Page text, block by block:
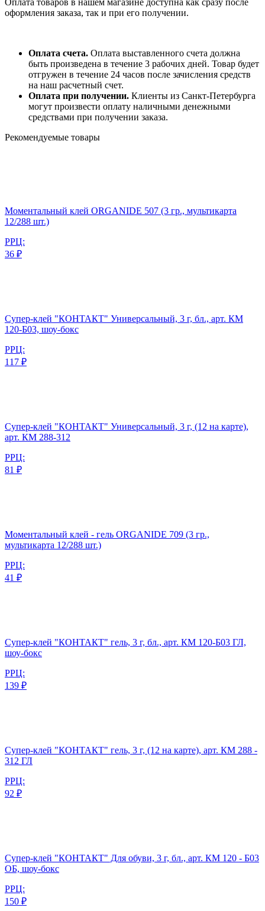
Оплата товаров в нашем магазине доступна как сразу после
оформления заказа, так и при его получении.
Оплата счета. Оплата выставленного счета должна
быть произведена в течение 3 рабочих дней. Товар будет
отгружен в течение 24 часов после зачисления средств
на наш расчетный счет.
Оплата при получении. Клиенты из Санкт-Петербурга
могут произвести оплату наличными денежными
средствами при получении заказа.
Рекомендуемые товары
Моментальный клей ORGANIDE 507 (3 гр., мультикарта
12/288 шт.)
РРЦ:
36 ₽
Супер-клей "КОНТАКТ" Универсальный, 3 г, бл., арт. КМ
120-Б03, шоу-бокс
РРЦ:
117 ₽
Супер-клей "КОНТАКТ" Универсальный, 3 г, (12 на карте),
арт. КМ 288-312
РРЦ:
81 ₽
Моментальный клей - гель ORGANIDE 709 (3 гр.,
мультикарта 12/288 шт.)
РРЦ:
41 ₽
Супер-клей "КОНТАКТ" гель, 3 г, бл., арт. КМ 120-Б03 ГЛ,
шоу-бокс
РРЦ:
139 ₽
Супер-клей "КОНТАКТ" гель, 3 г, (12 на карте), арт. КМ 288 -
312 ГЛ
РРЦ:
92 ₽
Супер-клей "КОНТАКТ" Для обуви, 3 г, бл., арт. КМ 120 - Б03
ОБ, шоу-бокс
РРЦ:
150 ₽